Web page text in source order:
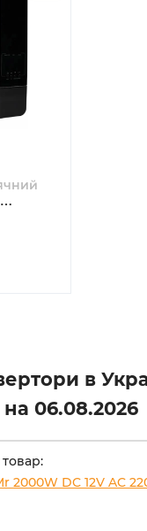
в
на 06.08.2026
2000W DC 12V AC